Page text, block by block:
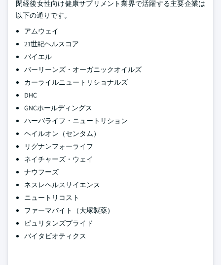
閉経後女性向け健康サプリメント業界で活躍する主要企業は
以下の通りです。
アムウェイ
21世紀ヘルスコア
バイエル
バーリーンズ・オーガニックオイルズ
カーライルニュートリショナルズ
DHC
GNCホールディングス
ハーバライフ・ニュートリション
ヘイルオン（センタム）
リグナンフォーライフ
ネイチャーズ・ウェイ
ナウフーズ
ネスレヘルスサイエンス
ニュートリコスト
ファーマバイト（大塚製薬）
ピュリタンズプライド
バイタビオティクス